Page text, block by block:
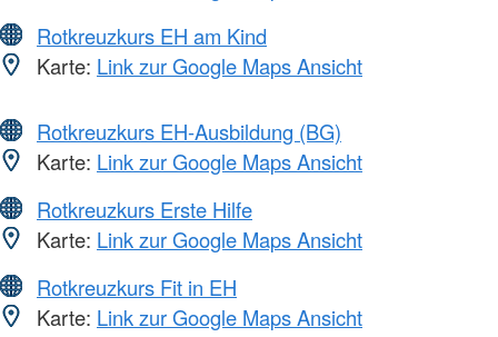
Rotkreuzkurs EH am Kind
Karte: Link zur Google Maps Ansicht
Rotkreuzkurs EH-Ausbildung (BG)
Karte: Link zur Google Maps Ansicht
Rotkreuzkurs Erste Hilfe
Karte: Link zur Google Maps Ansicht
Rotkreuzkurs Fit in EH
Karte: Link zur Google Maps Ansicht